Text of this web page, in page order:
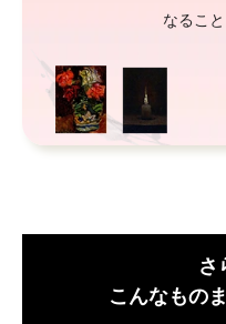
なるこ
さ
こんなもの